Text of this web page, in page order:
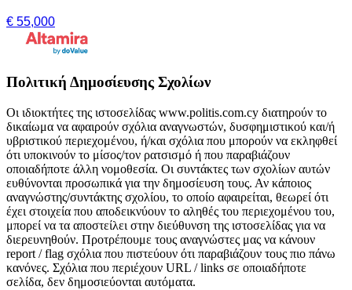
€ 55,000
Πολιτική Δημοσίευσης Σχολίων
Οι ιδιοκτήτες της ιστοσελίδας www.politis.com.cy διατηρούν το
δικαίωμα να αφαιρούν σχόλια αναγνωστών, δυσφημιστικού και/ή
υβριστικού περιεχομένου, ή/και σχόλια που μπορούν να εκληφθεί
ότι υποκινούν το μίσος/τον ρατσισμό ή που παραβιάζουν
οποιαδήποτε άλλη νομοθεσία. Οι συντάκτες των σχολίων αυτών
ευθύνονται προσωπικά για την δημοσίευση τους. Αν κάποιος
αναγνώστης/συντάκτης σχολίου, το οποίο αφαιρείται, θεωρεί ότι
έχει στοιχεία που αποδεικνύουν το αληθές του περιεχομένου του,
μπορεί να τα αποστείλει στην διεύθυνση της ιστοσελίδας για να
διερευνηθούν. Προτρέπουμε τους αναγνώστες μας να κάνουν
report / flag σχόλια που πιστεύουν ότι παραβιάζουν τους πιο πάνω
κανόνες. Σχόλια που περιέχουν URL / links σε οποιαδήποτε
σελίδα, δεν δημοσιεύονται αυτόματα.